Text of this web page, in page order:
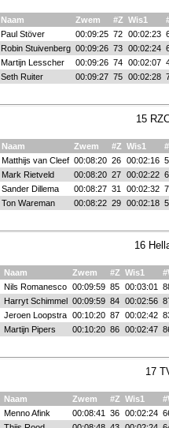
Naam Zwem #Z Wis1
Paul Stöver 00:09:25 72 00:02:23
Robin Stuivenberg 00:09:26 73 00:02:24
Martijn Lesscher 00:09:26 74 00:02:07
Seth Ruiter 00:09:27 75 00:02:28
15
Naam Zwem #Z Wis1
Matthijs van Cleef 00:08:20 26 00:02:16
Mark Rietveld 00:08:20 27 00:02:22
Sander Dillema 00:08:27 31 00:02:32
Ton Wareman 00:08:22 29 00:02:18
16
Naam Zwem #Z Wis1
Nils Romanesco 00:09:59 85 00:03:01
Harryt Schimmel 00:09:59 84 00:02:56
Jeroen Loopstra 00:10:20 87 00:02:42
Martijn Pipers 00:10:20 86 00:02:47
17
Naam Zwem #Z Wis1
Menno Afink 00:08:41 36 00:02:24